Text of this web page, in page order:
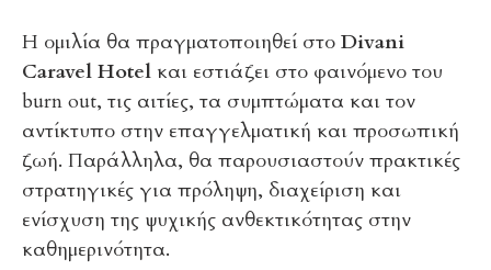
Η ομιλία θα πραγματοποιηθεί στο Divani
Caravel Hotel και εστιάζει στο φαινόμενο του
burn out, τις αιτίες, τα συμπτώματα και τον
αντίκτυπο στην επαγγελματική και προσωπική
ζωή. Παράλληλα, θα παρουσιαστούν πρακτικές
στρατηγικές για πρόληψη, διαχείριση και
ενίσχυση της ψυχικής ανθεκτικότητας στην
καθημερινότητα.